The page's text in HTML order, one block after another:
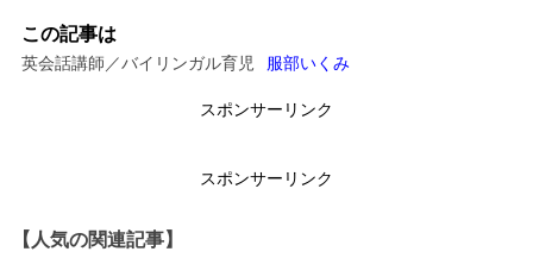
この記事は
英会話講師／バイリンガル育児 服部いくみ
スポンサーリンク
スポンサーリンク
【人気の関連記事】